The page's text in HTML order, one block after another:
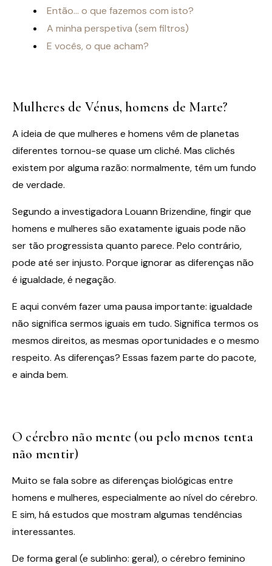
Então… o que fazemos com isto?
A minha perspetiva (sem filtros)
E vocês, o que acham?
Mulheres de Vénus, homens de Marte?
A ideia de que mulheres e homens vêm de planetas
diferentes tornou-se quase um cliché. Mas clichés
existem por alguma razão: normalmente, têm um fundo
de verdade.
Segundo a investigadora Louann Brizendine, fingir que
homens e mulheres são exatamente iguais pode não
ser tão progressista quanto parece. Pelo contrário,
pode até ser injusto. Porque ignorar as diferenças não
é igualdade, é negação.
E aqui convém fazer uma pausa importante: igualdade
não significa sermos iguais em tudo. Significa termos os
mesmos direitos, as mesmas oportunidades e o mesmo
respeito. As diferenças? Essas fazem parte do pacote,
e ainda bem.
O cérebro não mente (ou pelo menos tenta
não mentir)
Muito se fala sobre as diferenças biológicas entre
homens e mulheres, especialmente ao nível do cérebro.
E sim, há estudos que mostram algumas tendências
interessantes.
De forma geral (e sublinho: geral), o cérebro feminino